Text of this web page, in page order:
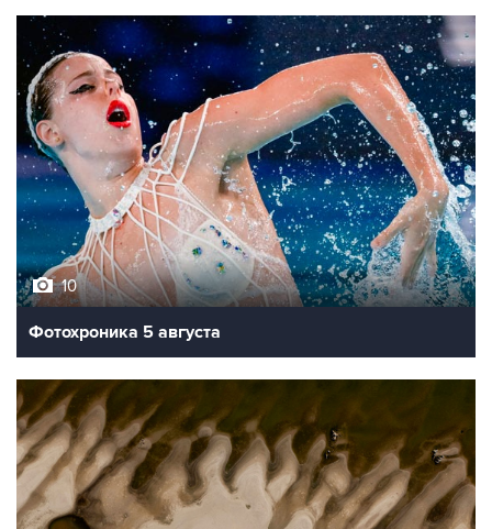
10
Фотохроника 5 августа